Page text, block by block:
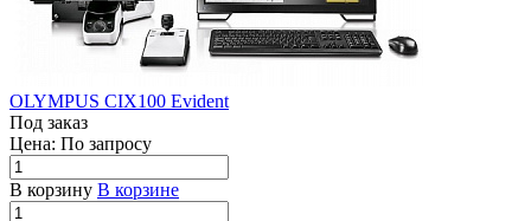
OLYMPUS CIX100 Evident
Под заказ
Цена: По запросу
В корзину В корзине